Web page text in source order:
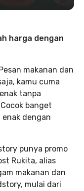
harga dengan
makanan dan
kamu cuma
tanpa
banget
dengan
punya promo
Rukita, alias
makanan dan
mulai dari